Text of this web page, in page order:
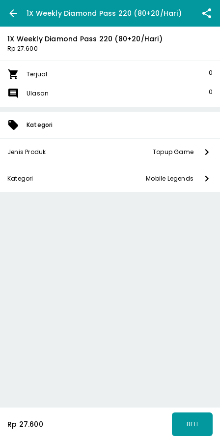
1X Weekly Diamond Pass 220 (80+20/Hari)
1X Weekly Diamond Pass 220 (80+20/Hari)
Rp 27.600
Terjual 0
Ulasan 0
Kategori
Jenis Produk Topup Game
Kategori Mobile Legends
Rp 27.600 BELI